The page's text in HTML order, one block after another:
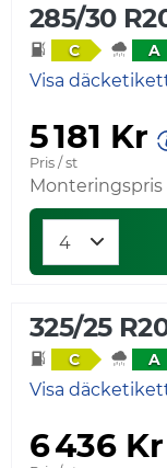
285/30
C A
Visa
5 181 Kr
Pris / st
Monteringspris
325/25
C A
Visa
6 436 Kr